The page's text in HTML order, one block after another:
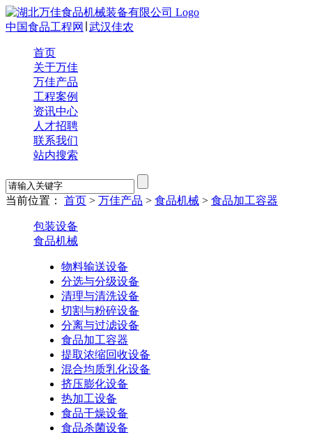
中国食品工程网 武汉佳农
首页
关于万佳
万佳产品
工程案例
资讯中心
人才招聘
联系我们
站内搜索
当前位置： 首页 > 万佳产品 > 食品机械 > 食品加工容器
包装设备
食品机械
物料输送设备
分选与分级设备
清理与清洗设备
切割与粉碎设备
分离与过滤设备
食品加工容器
提取浓缩回收设备
混合均质乳化设备
挤压膨化设备
热加工设备
食品干燥设备
食品杀菌设备